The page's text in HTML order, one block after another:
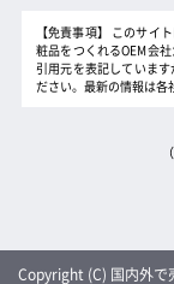
【免責事項】 このサイ
粧品をつくれるOEM会
引用元を表記していま
ださい。最新の情報は各
Copyright (C) 国内外で